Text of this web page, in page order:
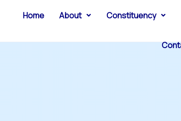
Home About Constituency